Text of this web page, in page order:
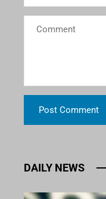
DAILY NEWS